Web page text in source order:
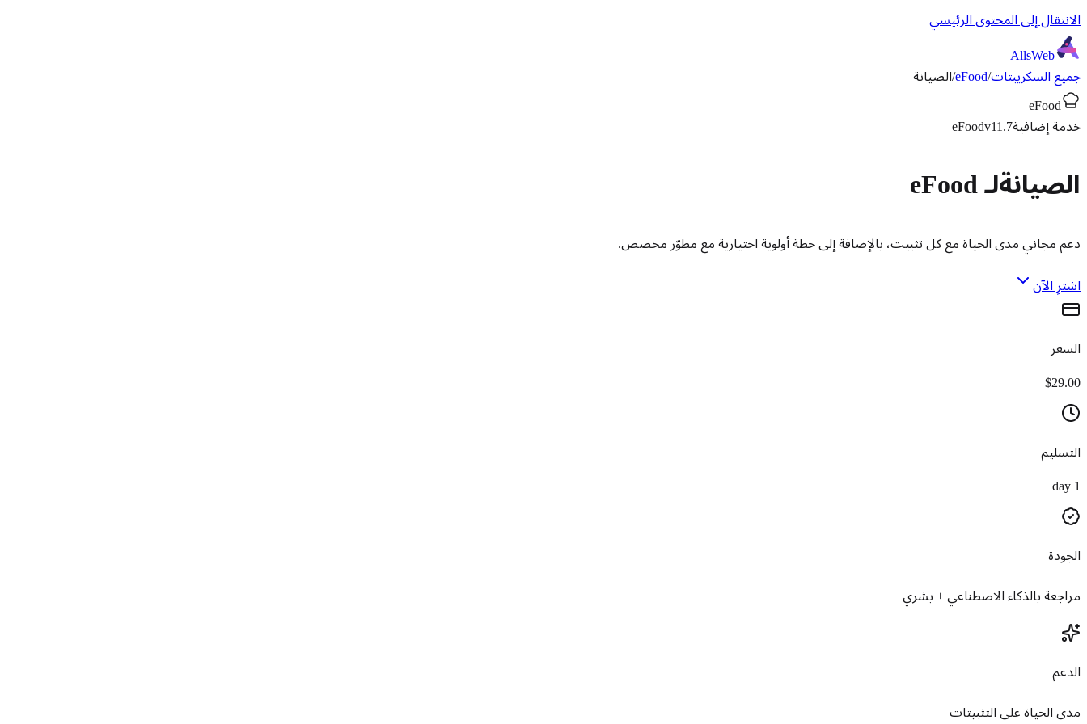
الانتقال إلى المحتوى الرئيسي
AllsWeb
جميع السكريبتات/
eFood
/الصيانة
eFood
خدمة إضافية
eFoodv11.7
الصيانةلـ eFood
دعم مجاني مدى الحياة مع كل تثبيت، بالإضافة إلى خطة أولوية اختيارية مع مطوّر مخصص.
اشترِ الآن
السعر
$29.00
التسليم
1 day
الجودة
مراجعة بالذكاء الاصطناعي + بشري
الدعم
مدى الحياة على التثبيتات